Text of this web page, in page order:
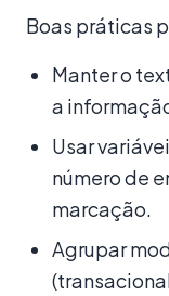
Boas práticas
Manter o
a
Usar
número de
marcação.
Agrupar